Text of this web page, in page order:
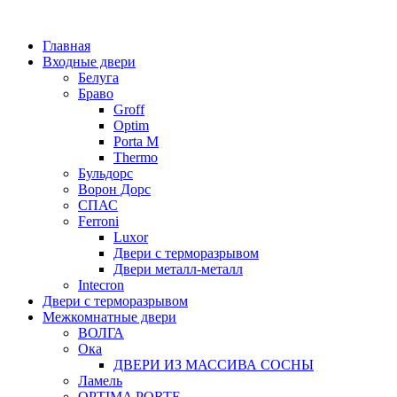
Главная
Входные двери
Белуга
Браво
Groff
Optim
Porta М
Thermo
Бульдорс
Ворон Дорс
СПАС
Ferroni
Luxor
Двери с терморазрывом
Двери металл-металл
Intecron
Двери с терморазрывом
Межкомнатные двери
ВОЛГА
Ока
ДВЕРИ ИЗ МАССИВА СОСНЫ
Ламель